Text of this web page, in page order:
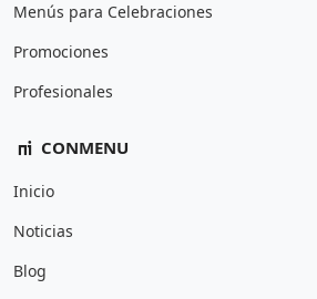
Menús para Celebraciones
Promociones
Profesionales
CONMENU
Inicio
Noticias
Blog